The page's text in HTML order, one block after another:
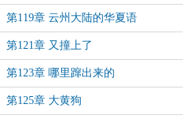
第119章 云州大陆的华夏语
第121章 又撞上了
第123章 哪里蹿出来的
第125章 大黄狗